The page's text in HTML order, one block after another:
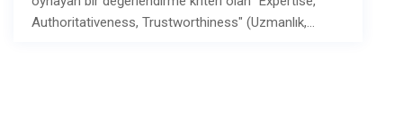
Authoritativeness, Trustworthiness" (Uzmanlık,…